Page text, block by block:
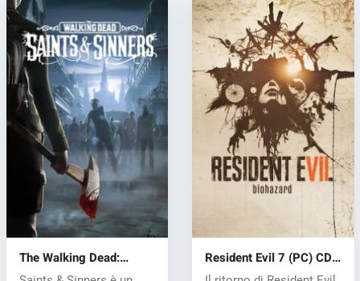
The Walking Dead:
Saints & Sinners (PC)
Resident Evil 7 (PC) CD
key